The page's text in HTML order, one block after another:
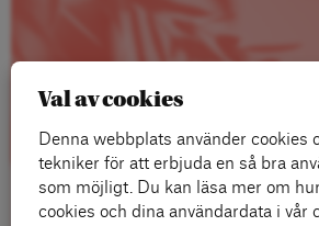
Val av cookies
Denna webbplats använder cookies
tekniker för att erbjuda en så bra
som möjligt. Du kan läsa mer om
cookies och dina användardata i vår